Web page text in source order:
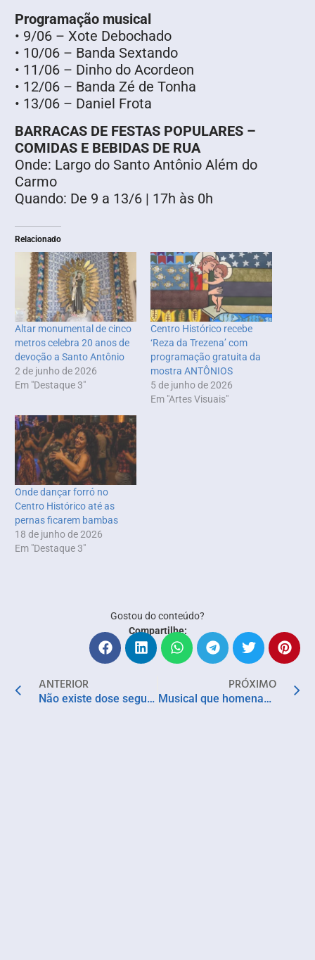
Programação musical
• 9/06 – Xote Debochado
• 10/06 – Banda Sextando
• 11/06 – Dinho do Acordeon
• 12/06 – Banda Zé de Tonha
• 13/06 – Daniel Frota
BARRACAS DE FESTAS POPULARES –
COMIDAS E BEBIDAS DE RUA
Onde: Largo do Santo Antônio Além do
Carmo
Quando: De 9 a 13/6 | 17h às 0h
Relacionado
Altar monumental de cinco
metros celebra 20 anos de
devoção a Santo Antônio
2 de junho de 2026
Em "Destaque 3"
Centro Histórico recebe
‘Reza da Trezena’ com
programação gratuita da
mostra ANTÔNIOS
5 de junho de 2026
Em "Artes Visuais"
Onde dançar forró no
Centro Histórico até as
pernas ficarem bambas
18 de junho de 2026
Em "Destaque 3"
Gostou do conteúdo?
Compartilhe:
ANTERIOR
Não existe dose segura de anabolizantes para ganho de massa muscular”, alerta professor de Medicina
PRÓXIMO
Musical que homenageia Elza Soares promove sessão especial para mulheres em vulnerabilidade em Salvador